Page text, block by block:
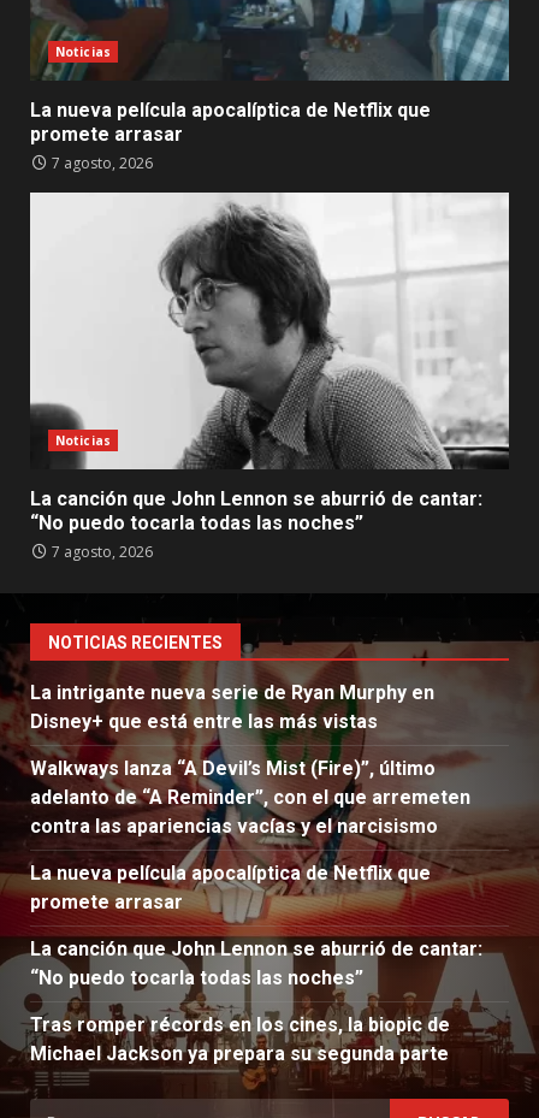
Noticias
La nueva película apocalíptica de Netflix que
promete arrasar
7 agosto, 2026
Noticias
La canción que John Lennon se aburrió de cantar:
“No puedo tocarla todas las noches”
7 agosto, 2026
NOTICIAS RECIENTES
La intrigante nueva serie de Ryan Murphy en
Disney+ que está entre las más vistas
Walkways lanza “A Devil’s Mist (Fire)”, último
adelanto de “A Reminder”, con el que arremeten
contra las apariencias vacías y el narcisismo
La nueva película apocalíptica de Netflix que
promete arrasar
La canción que John Lennon se aburrió de cantar:
“No puedo tocarla todas las noches”
Tras romper récords en los cines, la biopic de
Michael Jackson ya prepara su segunda parte
Buscar: